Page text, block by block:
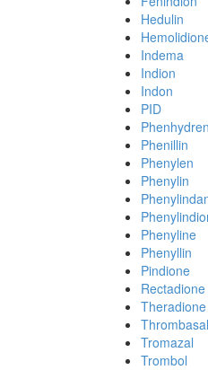
Hedulin
Indema
Indion
Indon
PID
Phenhydren
Phenillin
Phenylen
Phenylin
Phenyline
Phenyllin
Pindione
Rectadione
Theradione
Thrombasal
Tromazal
Trombol